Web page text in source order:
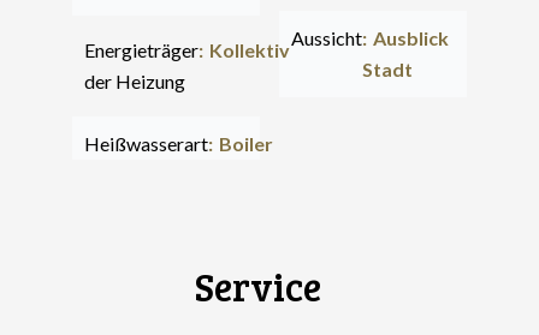
Energieträger
der Heizung
Kollektiv
Heißwasserart Boiler
Aussicht Ausblick
Stadt
Service